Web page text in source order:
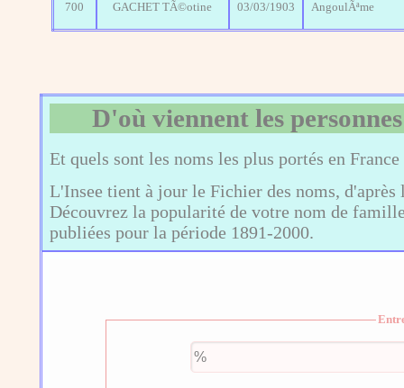
700 GACHET TÃ©otine 03/03/1903 AngoulÃªme
D'où viennent les
Et quels sont les noms les plus portés en
L'Insee tient à jour le Fichier des noms,
Découvrez la popularité de votre nom de
publiées pour la période 1891-2000.